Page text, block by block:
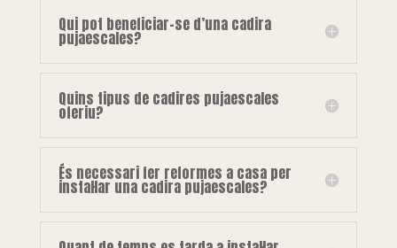
Qui pot beneficiar-se d’una cadira
pujaescales?
Quins tipus de cadires pujaescales
oferiu?
És necessari fer reformes a casa per
instal·lar una cadira pujaescales?